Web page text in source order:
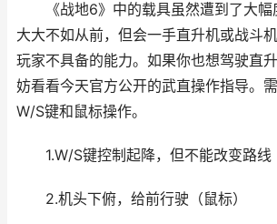
《战地6》中的载具虽然遭到了大
大大不如从前，但会一手直升机或战斗
玩家不具备的能力。如果你也想驾驶直
妨看看今天官方公开的武直操作指导。
W/S键和鼠标操作。
1.W/S键控制起降，但不能改变路线
2.机头下俯，给前行驶（鼠标）